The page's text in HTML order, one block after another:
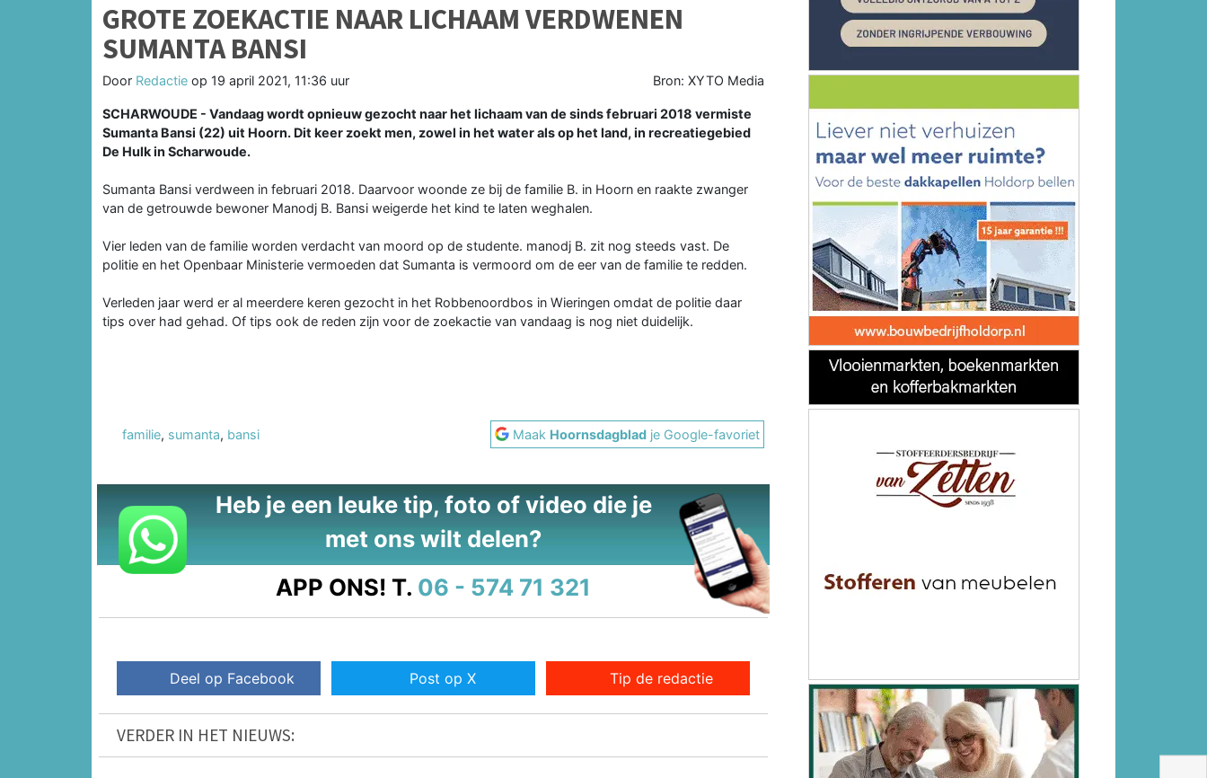
GROTE ZOEKACTIE NAAR LICHAAM VERDWENEN
SUMANTA BANSI
Door Redactie op 19 april 2021, 11:36 uur Bron: XYTO Media
SCHARWOUDE - Vandaag wordt opnieuw gezocht naar het lichaam van de sinds februari 2018 vermiste
Sumanta Bansi (22) uit Hoorn. Dit keer zoekt men, zowel in het water als op het land, in recreatiegebied
De Hulk in Scharwoude.
Sumanta Bansi verdween in februari 2018. Daarvoor woonde ze bij de familie B. in Hoorn en raakte zwanger
van de getrouwde bewoner Manodj B. Bansi weigerde het kind te laten weghalen.
Vier leden van de familie worden verdacht van moord op de studente. manodj B. zit nog steeds vast. De
politie en het Openbaar Ministerie vermoeden dat Sumanta is vermoord om de eer van de familie te redden.
Verleden jaar werd er al meerdere keren gezocht in het Robbenoordbos in Wieringen omdat de politie daar
tips over had gehad. Of tips ook de reden zijn voor de zoekactie van vandaag is nog niet duidelijk.
familie, sumanta, bansi Maak Hoornsdagblad je Google-favoriet
Heb je een leuke tip, foto of video die je
met ons wilt delen?
APP ONS! T. 06 - 574 71 321
Deel op Facebook Post op X Tip de redactie
VERDER IN HET NIEUWS: